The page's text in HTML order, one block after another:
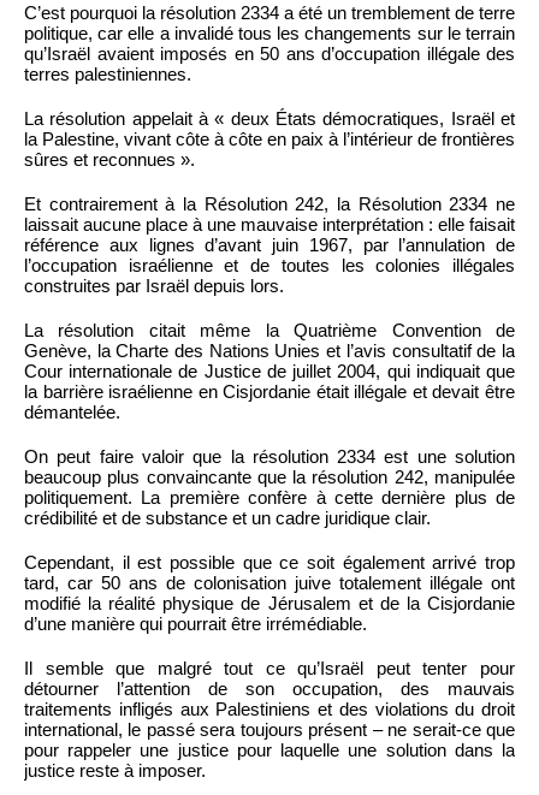
C’est pourquoi la résolution 2334 a été un tremblement de terre
politique, car elle a invalidé tous les changements sur le terrain
qu’Israël avaient imposés en 50 ans d’occupation illégale des
terres palestiniennes.
La résolution appelait à « deux États démocratiques, Israël et
la Palestine, vivant côte à côte en paix à l’intérieur de frontières
sûres et reconnues ».
Et contrairement à la Résolution 242, la Résolution 2334 ne
laissait aucune place à une mauvaise interprétation : elle faisait
référence aux lignes d’avant juin 1967, par l’annulation de
l’occupation israélienne et de toutes les colonies illégales
construites par Israël depuis lors.
La résolution citait même la Quatrième Convention de
Genève, la Charte des Nations Unies et l’avis consultatif de la
Cour internationale de Justice de juillet 2004, qui indiquait que
la barrière israélienne en Cisjordanie était illégale et devait être
démantelée.
On peut faire valoir que la résolution 2334 est une solution
beaucoup plus convaincante que la résolution 242, manipulée
politiquement. La première confère à cette dernière plus de
crédibilité et de substance et un cadre juridique clair.
Cependant, il est possible que ce soit également arrivé trop
tard, car 50 ans de colonisation juive totalement illégale ont
modifié la réalité physique de Jérusalem et de la Cisjordanie
d’une manière qui pourrait être irrémédiable.
Il semble que malgré tout ce qu’Israël peut tenter pour
détourner l’attention de son occupation, des mauvais
traitements infligés aux Palestiniens et des violations du droit
international, le passé sera toujours présent – ne serait-ce que
pour rappeler une justice pour laquelle une solution dans la
justice reste à imposer.